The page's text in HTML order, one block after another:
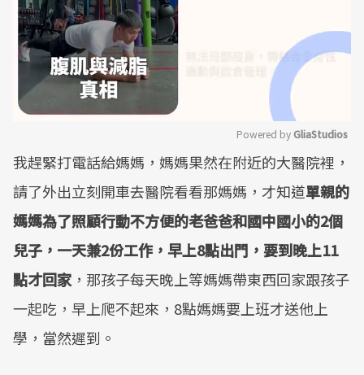
Mute
Powered by GliaStudios
我趕緊打電話給媽媽，媽媽果然在附近的大醫院裡，
請了外出立刻開車去醫院看看那媽媽，才知道單親的
媽媽為了照顧行動不方便的老爸爸和國中國小的2個
兒子，一天兼2份工作，早上8點出門，要到晚上11
點才回家 ，那孩子每天晚上等媽媽帶東西回家跟孩子
一起吃，早上爬不起來，8點媽媽要上班才送他上
學，當然遲到。